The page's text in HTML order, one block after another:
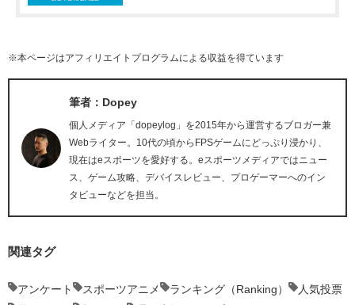
※本ページはアフィリエイトプログラムによる収益を得ています
筆者：Dopey
個人メディア「dopeylog」を2015年から運営するブロガー兼
Webライター。10代の頃からFPSゲームにどっぷり浸かり、
現在はeスポーツを愛好する。eスポーツメディアではニュー
ス、ゲーム攻略、デバイスレビュー、プロゲーマーへのイン
タビューなどを担当。
関連タグ
アンケート スポーツアニメ ランキング（Ranking）
人気投票